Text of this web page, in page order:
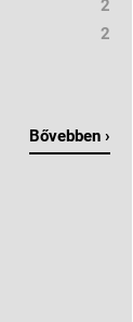
2
2
Bővebben ›